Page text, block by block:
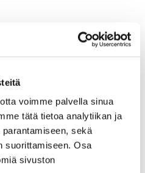
voimme palvella sinua
tätä tietoa analytiikan ja
sekä
suorittamiseen. Osa
sivuston